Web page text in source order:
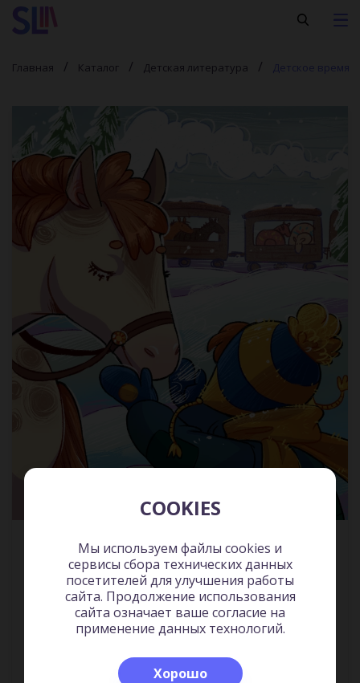
Главная Каталог Детская литература
Детское время Детская литература
Прослушано
COOKIES
Мы используем файлы cookies и
сервисы сбора технических данных
посетителей для улучшения работы
сайта. Продолжение использования
сайта означает ваше согласие на
применение данных технологий.
Хорошо